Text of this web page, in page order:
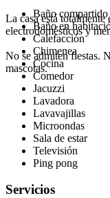
La casa está
electrodomésticos y
No se admiten fiestas.
mascotas.
Baño compartido
Baño en
Calefacción
Chimenea
Cocina
Comedor
Jacuzzi
Lavadora
Lavavajillas
Microondas
Sala de estar
Televisión
Ping pong
Servicios